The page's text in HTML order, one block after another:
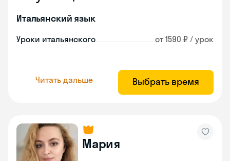
Итальянский язык
Уроки итальянского от 1590 ₽ / урок
Читать дальше Выбрать время
Мария